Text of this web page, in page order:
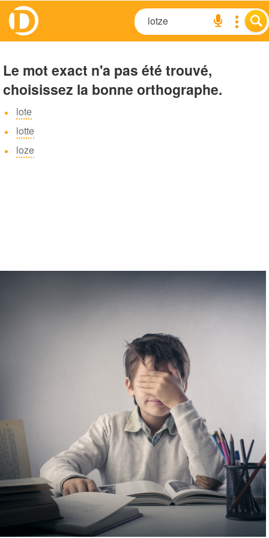
Le mot exact n'a pas été trouvé,
choisissez la bonne orthographe.
lote
lotte
loze